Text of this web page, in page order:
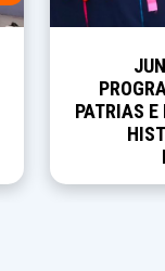
PATRIAS